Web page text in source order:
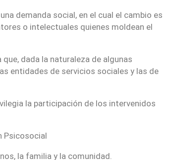
demanda social, en el cual el cambio es
o intelectuales quienes moldean el
dada la naturaleza de algunas
entidades de servicios sociales y las de
la participación de los intervenidos
Psicosocial
la familia y la comunidad.